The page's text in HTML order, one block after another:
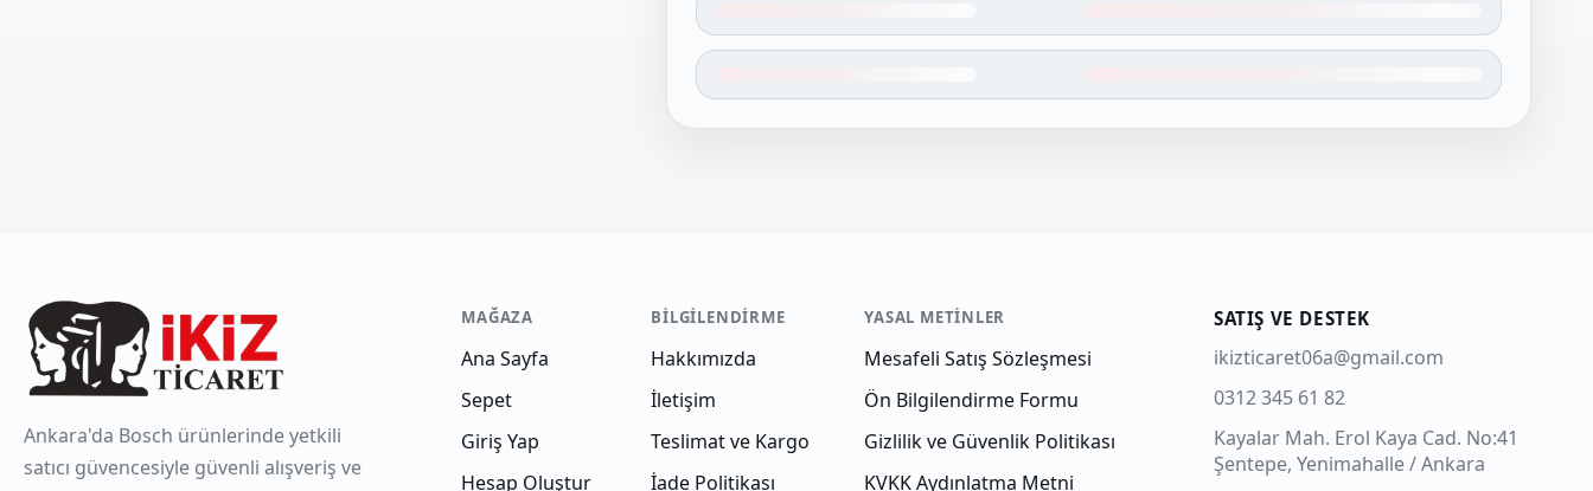
Ankara'da Bosch ürünlerinde yetkili
satıcı güvencesiyle güvenli alışveriş ve
MAĞAZA
Ana Sayfa
Sepet
Giriş Yap
Hesap Oluştur
BILGILENDIRME
Hakkımızda
İletişim
Teslimat ve Kargo
İade Politikası
YASAL METINLER
Mesafeli Satış Sözleşmesi
Ön Bilgilendirme Formu
Gizlilik ve Güvenlik Politikası
KVKK Aydınlatma Metni
SATIŞ VE DESTEK
ikizticaret06a@gmail.com
0312 345 61 82
Kayalar Mah. Erol Kaya Cad. No:41
Şentepe, Yenimahalle / Ankara